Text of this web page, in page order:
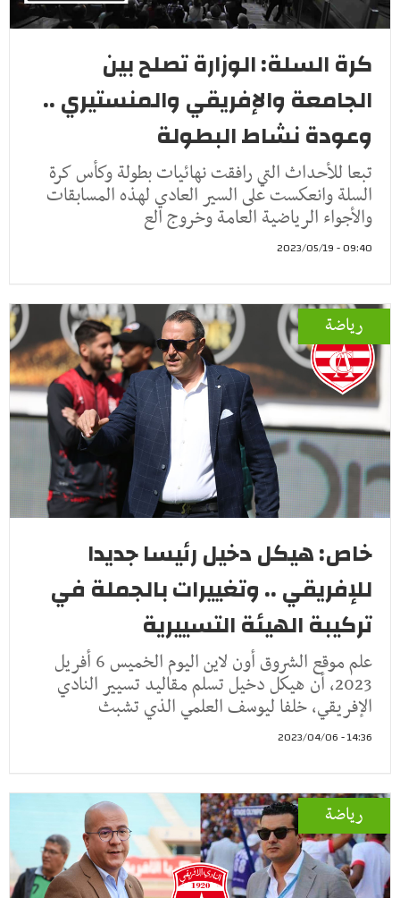
كرة السلة: الوزارة تصلح بين
الجامعة والإفريقي والمنستيري ..
وعودة نشاط البطولة
تبعا للأحداث التي رافقت نهائيات بطولة وكأس كرة
السلة وانعكست على السير العادي لهذه المسابقات
والأجواء الرياضية العامة وخروج الع
09:40 - 2023/05/19
رياضة
خاص: هيكل دخيل رئيسا جديدا
للإفريقي .. وتغييرات بالجملة في
تركيبة الهيئة التسييرية
علم موقع الشروق أون لاين اليوم الخميس 6 أفريل
2023، أن هيكل دخيل تسلم مقاليد تسيير النادي
الإفريقي، خلفا ليوسف العلمي الذي تشبث
14:36 - 2023/04/06
رياضة